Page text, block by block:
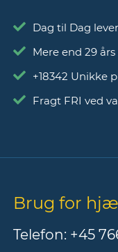
Dag til Dag
Mere end 29
+18342 Unikke
Fragt FRI ved
Brug for
Telefon: +45